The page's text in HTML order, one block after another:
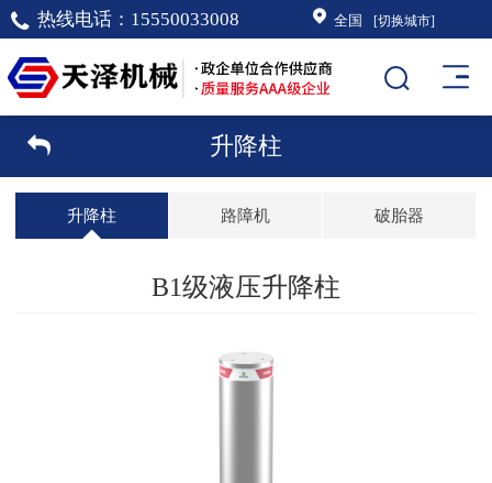
热线电话： 15550033008 全国 [切换城市]
升降柱
升降柱 路障机 破胎器
B1级液压升降柱